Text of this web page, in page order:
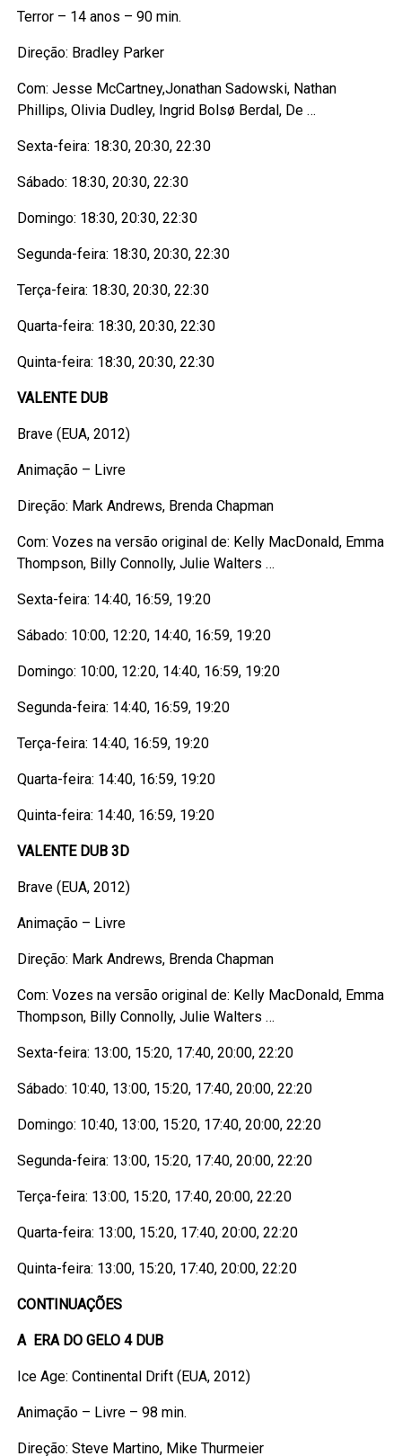
Terror – 14 anos – 90 min.
Direção: Bradley Parker
Com: Jesse McCartney,Jonathan Sadowski, Nathan
Phillips, Olivia Dudley, Ingrid Bolsø Berdal, De …
Sexta-feira: 18:30, 20:30, 22:30
Sábado: 18:30, 20:30, 22:30
Domingo: 18:30, 20:30, 22:30
Segunda-feira: 18:30, 20:30, 22:30
Terça-feira: 18:30, 20:30, 22:30
Quarta-feira: 18:30, 20:30, 22:30
Quinta-feira: 18:30, 20:30, 22:30
VALENTE DUB
Brave (EUA, 2012)
Animação – Livre
Direção: Mark Andrews, Brenda Chapman
Com: Vozes na versão original de: Kelly MacDonald, Emma
Thompson, Billy Connolly, Julie Walters …
Sexta-feira: 14:40, 16:59, 19:20
Sábado: 10:00, 12:20, 14:40, 16:59, 19:20
Domingo: 10:00, 12:20, 14:40, 16:59, 19:20
Segunda-feira: 14:40, 16:59, 19:20
Terça-feira: 14:40, 16:59, 19:20
Quarta-feira: 14:40, 16:59, 19:20
Quinta-feira: 14:40, 16:59, 19:20
VALENTE DUB 3D
Brave (EUA, 2012)
Animação – Livre
Direção: Mark Andrews, Brenda Chapman
Com: Vozes na versão original de: Kelly MacDonald, Emma
Thompson, Billy Connolly, Julie Walters …
Sexta-feira: 13:00, 15:20, 17:40, 20:00, 22:20
Sábado: 10:40, 13:00, 15:20, 17:40, 20:00, 22:20
Domingo: 10:40, 13:00, 15:20, 17:40, 20:00, 22:20
Segunda-feira: 13:00, 15:20, 17:40, 20:00, 22:20
Terça-feira: 13:00, 15:20, 17:40, 20:00, 22:20
Quarta-feira: 13:00, 15:20, 17:40, 20:00, 22:20
Quinta-feira: 13:00, 15:20, 17:40, 20:00, 22:20
CONTINUAÇÕES
A ERA DO GELO 4 DUB
Ice Age: Continental Drift (EUA, 2012)
Animação – Livre – 98 min.
Direção: Steve Martino, Mike Thurmeier